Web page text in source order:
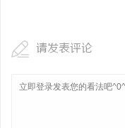
请发表评论